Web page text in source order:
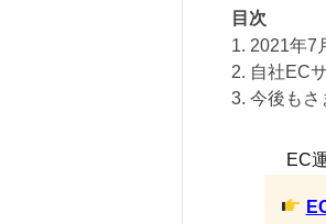
目次
1. 2021年7
2. 自社EC
3. 今後もさ
EC